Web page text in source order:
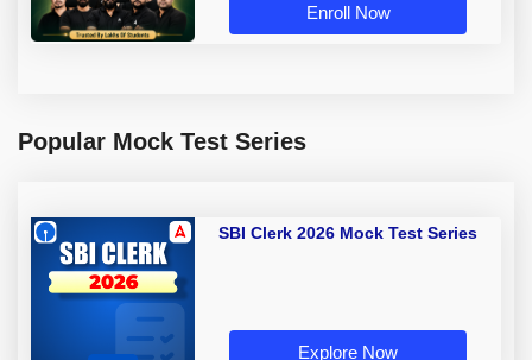
Enroll Now
Popular Mock Test Series
SBI Clerk 2026 Mock Test Series
Explore Now